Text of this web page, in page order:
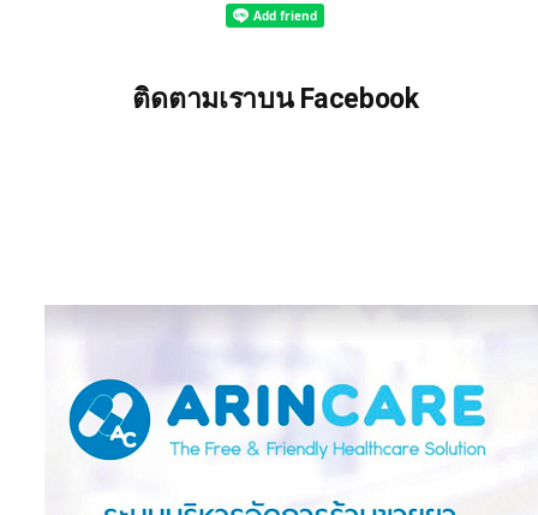
ติดตามเราบน Facebook